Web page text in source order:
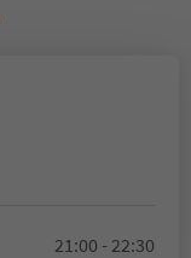
21:00 - 22:30